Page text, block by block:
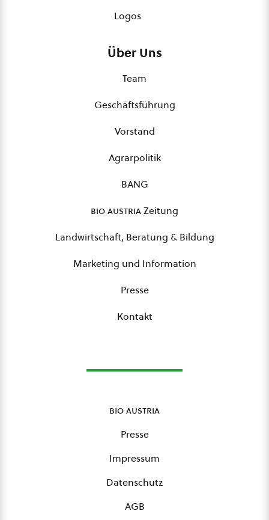
Logos
Über Uns
Team
Geschäftsführung
Vorstand
Agrarpolitik
BANG
bio austriaZeitung
Landwirtschaft, Beratung & Bildung
Marketing und Information
Presse
Kontakt
bio austria
Presse
Impressum
Datenschutz
AGB